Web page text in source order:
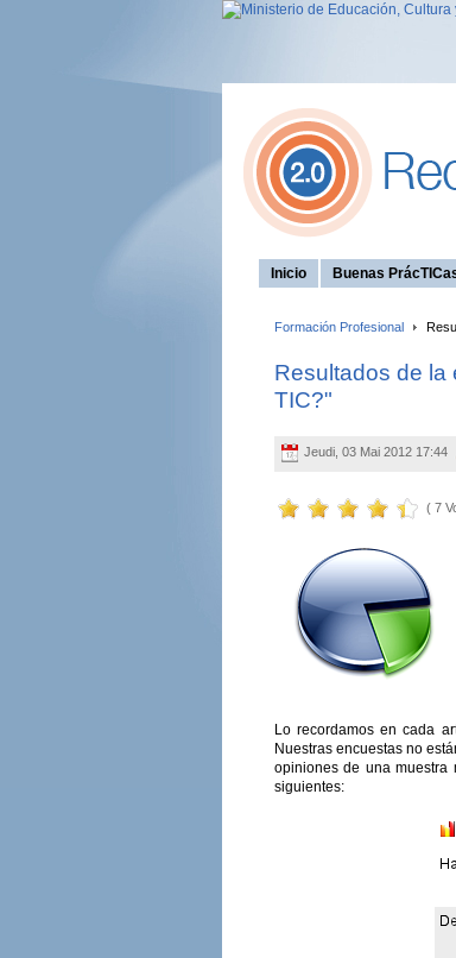
Inicio Buenas
Formación Profesional
Resultados de la
TIC?"
Jeudi, 03 Mai 2012 17:44
( 7
Lo recordamos en cada
Nuestras encuestas no
opiniones de una muestra
siguientes: